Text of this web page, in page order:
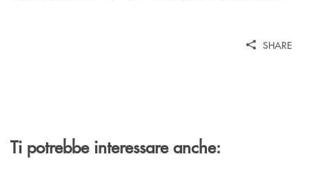
SHARE
Ti potrebbe interessare anche: